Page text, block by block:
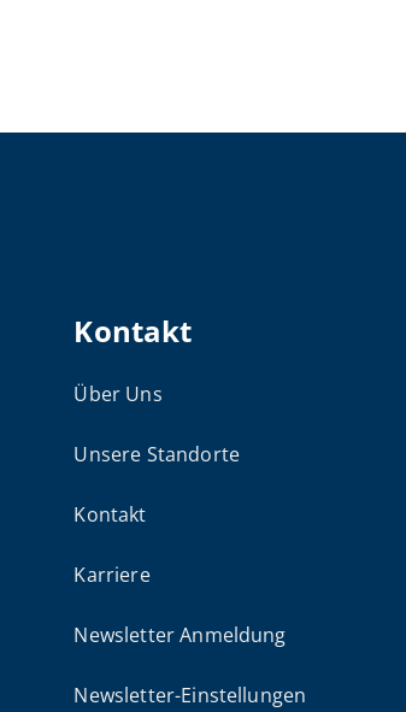
Kontakt
Über Uns
Unsere Standorte
Kontakt
Karriere
Newsletter Anmeldung
Newsletter-Einstellungen